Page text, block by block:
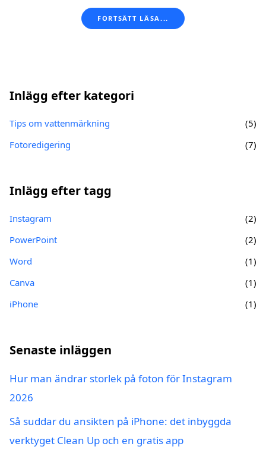
FORTSÄTT LÄSA...
Inlägg efter kategori
Tips om vattenmärkning
(5)
Fotoredigering
(7)
Inlägg efter tagg
Instagram
(2)
PowerPoint
(2)
Word
(1)
Canva
(1)
iPhone
(1)
Senaste inläggen
Hur man ändrar storlek på foton för Instagram
2026
Så suddar du ansikten på iPhone: det inbyggda
verktyget Clean Up och en gratis app